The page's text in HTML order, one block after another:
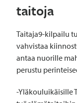
taitoja
Taitaja9-kilpailu
vahvistaa
antaa nuorille
perustu
-Yläkouluikäisille